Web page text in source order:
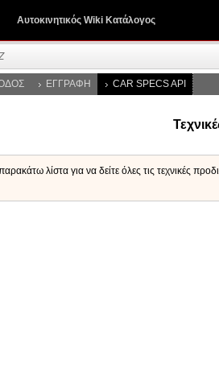
Αυτοκινητικός Wiki Κατάλογος
ΕΓΓΡΑΦΉ CAR SPECS API
λίστα για να δείτε όλες τις τεχνικές